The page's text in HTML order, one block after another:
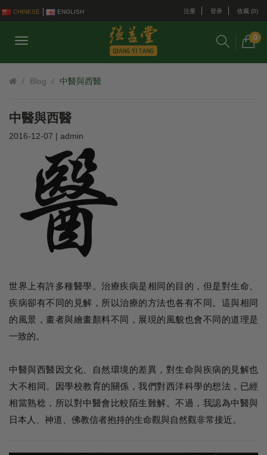
CHINESE ENGLISH 注册 登录 收藏 (0)
0
Blog 中醫與西醫
中醫與西醫
2016-12-07 | admin
世界上有許多種醫學。治療疾病是相同的目的，但是對生命、
疾病卻有不同的見解，所以治療的方法也各有不同。這與相同
的風景，畫者與繪畫顏料不同，展現的風貌也會不同的道理是
一致的。
中醫與西醫因文化、自然環境的差異，對生命與疾病的見解也
大不相同。因學校教育的關係，我們對西洋科學的想法，已經
相當熟稔，所以對中醫會比較陌生難解。不過，我認為中醫與
日本人、神道、佛教信者抱持的生命觀與自然觀非常接近。